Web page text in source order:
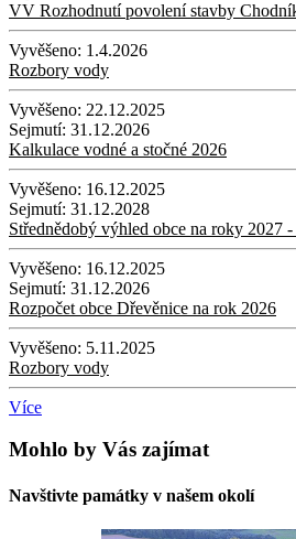
VV Rozhodnutí povolení stavby
Vyvěšeno: 1.4.2026
Rozbory vody
Vyvěšeno: 22.12.2025
Sejmutí: 31.12.2026
Kalkulace vodné a stočné 2026
Vyvěšeno: 16.12.2025
Sejmutí: 31.12.2028
Střednědobý výhled obce na roky 2027
Vyvěšeno: 16.12.2025
Sejmutí: 31.12.2026
Rozpočet obce Dřevěnice na rok 2026
Vyvěšeno: 5.11.2025
Rozbory vody
Více
Mohlo by Vás zajímat
Navštivte památky v našem okolí